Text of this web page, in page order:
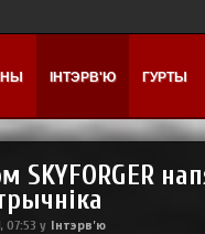
ІНТЭРВ'Ю ГУРТЫ
SKYFORGER
07:53 у Інтэрв'ю